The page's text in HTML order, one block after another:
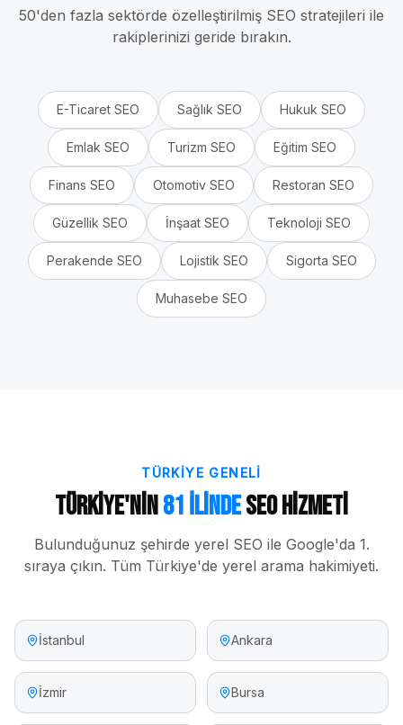
50'den fazla sektörde özelleştirilmiş SEO stratejileri ile
rakiplerinizi geride bırakın.
E-Ticaret SEO Sağlık SEO Hukuk SEO
Emlak SEO Turizm SEO Eğitim SEO
Finans SEO Otomotiv SEO Restoran SEO
Güzellik SEO İnşaat SEO Teknoloji SEO
Perakende SEO Lojistik SEO Sigorta SEO
Muhasebe SEO
TÜRKIYE GENELI
Türkiye'nin81 İlindeSEO Hizmeti
Bulunduğunuz şehirde yerel SEO ile Google'da 1.
sıraya çıkın. Tüm Türkiye'de yerel arama hakimiyeti.
İstanbul Ankara
İzmir Bursa